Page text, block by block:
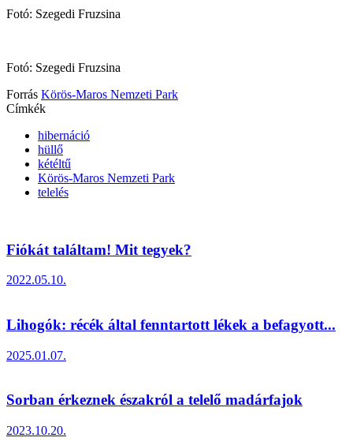
Fotó: Szegedi Fruzsina
Fotó: Szegedi Fruzsina
Forrás Körös-Maros Nemzeti Park
Címkék
hibernáció
hüllő
kétéltű
Körös-Maros Nemzeti Park
telelés
Fiókát találtam! Mit tegyek?
2022.05.10.
Lihogók: récék által fenntartott lékek a befagyott...
2025.01.07.
Sorban érkeznek északról a telelő madárfajok
2023.10.20.